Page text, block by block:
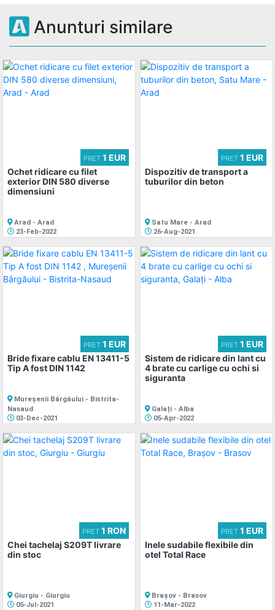
Anunturi similare
Ochet ridicare cu filet
exterior DIN 580 diverse
dimensiuni
PRET1 EUR
Arad - Arad
23-Feb-2022
Dispozitiv de transport a
tuburilor din beton
PRET1 EUR
Satu Mare - Arad
26-Aug-2021
Bride fixare cablu EN 13411-5
Tip A fost DIN 1142
PRET1 EUR
Mureșenii Bârgăului - Bistrita-
Nasaud
03-Dec-2021
Sistem de ridicare din lant cu
4 brate cu carlige cu ochi si
siguranta
PRET1 EUR
Galați - Alba
05-Apr-2022
Chei tachelaj S209T livrare
din stoc
PRET1 RON
Giurgiu - Giurgiu
05-Jul-2021
Inele sudabile flexibile din
otel Total Race
PRET1 EUR
Brașov - Brasov
11-Mar-2022